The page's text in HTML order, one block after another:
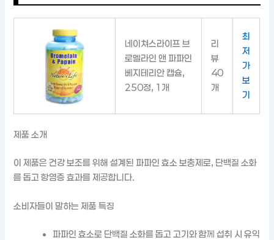
네이쳐스라이프 브
로멜라인 앤 파파인
베지테리안 캡슐,
250정, 1개
리
뷰
40
개
최
저
가
보
기
제품 소개
이 제품은 건강 보조를 위해 설계된 파파인 효소 보충제로, 단백질 소화
를 돕고 항염증 효과를 제공합니다.
소비자들이 말하는 제품 특징
파파인 효소로 단백질 소화를 돕고 고기와 함께 섭취 시 유익